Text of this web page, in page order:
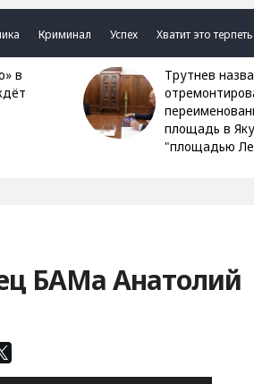
Криминал Успех Хватит это терпеть
Трутнев назвал
площадь в
"площадью
БАМа Анатолий